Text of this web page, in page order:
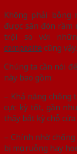
Không phải bỗng
được săn đón rầm
trội so với
composite cũng vậy.
Chúng ta cần nói
này bao gồm:
– Khả năng chống
cực kỳ tốt, gần
thấy bất kỳ chỗ
– Chính nhờ
bị mục ruỗng hay